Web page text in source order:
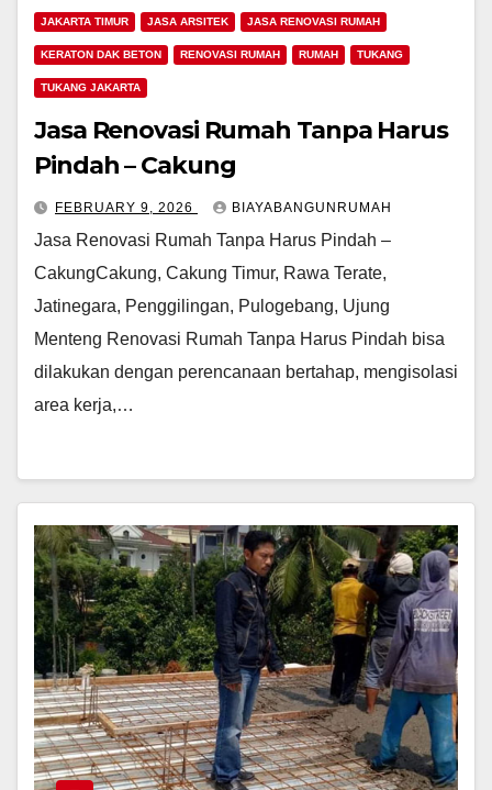
JAKARTA TIMUR JASA ARSITEK JASA RENOVASI RUMAH
KERATON DAK BETON RENOVASI RUMAH RUMAH TUKANG
TUKANG JAKARTA
Jasa Renovasi Rumah Tanpa Harus
Pindah – Cakung
FEBRUARY 9, 2026 BIAYABANGUNRUMAH
Jasa Renovasi Rumah Tanpa Harus Pindah –
CakungCakung, Cakung Timur, Rawa Terate,
Jatinegara, Penggilingan, Pulogebang, Ujung
Menteng Renovasi Rumah Tanpa Harus Pindah bisa
dilakukan dengan perencanaan bertahap, mengisolasi
area kerja,…